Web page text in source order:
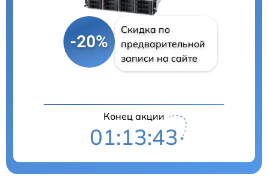
-20%
Скидка по
предварительной
записи на сайте
Конец акции
01:13:42